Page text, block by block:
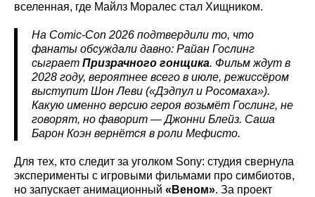
вселенная, где Майлз Моралес стал Хищником.
На Comic-Con 2026 подтвердили то, что
фанаты обсуждали давно: Райан Гослинг
сыграет Призрачного гонщика. Фильм ждут в
2028 году, вероятнее всего в июле, режиссёром
выступит Шон Леви («Дэдпул и Росомаха»).
Какую именно версию героя возьмёт Гослинг, не
говорят, но фаворит — Джонни Блейз. Саша
Барон Коэн вернётся в роли Мефисто.
Для тех, кто следит за уголком Sony: студия свернула
эксперименты с игровыми фильмами про симбиотов,
но запускает анимационный «Веном». За проект